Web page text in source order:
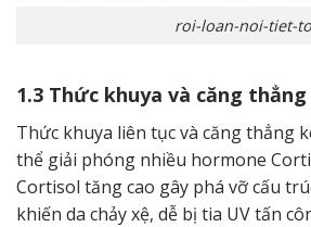
roi-loan-noi-tiet-to
1.3 Thức khuya và căng
Thức khuya liên tục và căng thẳng
thể giải phóng nhiều hormone
Cortisol tăng cao gây phá vỡ cấu
khiến da chảy xệ, dễ bị tia UV tấn